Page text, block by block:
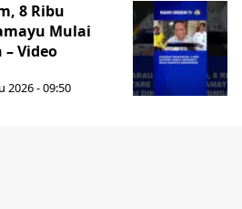
8 Ribu
Mulai
Video
2026 - 09:50